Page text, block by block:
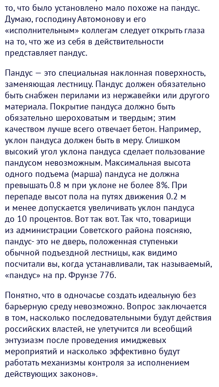
то, что было установлено мало похоже на пандус.
Думаю, господину Автомонову и его
«исполнительным» коллегам следует открыть глаза
на то, что же из себя в действительности
представляет пандус.
Пандус — это специальная наклонная поверхность,
заменяющая лестницу. Пандус должен обязательно
быть снабжен перилами из нержавейки или другого
материала. Покрытие пандуса должно быть
обязательно шероховатым и твердым; этим
качеством лучше всего отвечает бетон. Например,
уклон пандуса должен быть в меру. Слишком
высокий угол уклона пандуса сделает пользование
пандусом невозможным. Максимальная высота
одного подъема (марша) пандуса не должна
превышать 0.8 м при уклоне не более 8%. При
перепаде высот пола на путях движения 0.2 м
и менее допускается увеличивать уклон пандуса
до 10 процентов. Вот так вот. Так что, товарищи
из администрации Советского района поясняю,
пандус- это не дверь, положенная ступеньки
обычной подъездной лестницы, как видимо
посчитали вы, когда устанавливали, так называемый,
«пандус» на пр. Фрунзе 77б.
Понятно, что в одночасье создать идеальную без
барьерную среду невозможно. Вопрос заключается
в том, насколько последовательными будут действия
российских властей, не улетучится ли всеобщий
энтузиазм после проведения имиджевых
мероприятий и насколько эффективно будут
работать механизмы контроля за исполнением
действующих законов».